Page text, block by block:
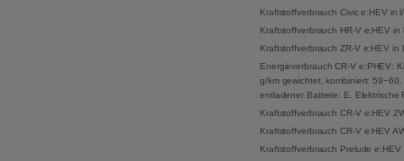
Kraftstoffverbrauch Civic e:HEV in
Kraftstoffverbrauch HR-V e:HEV in
Kraftstoffverbrauch ZR-V e:HEV in
Energieverbrauch CR-V e:PHEV:
g/km gewichtet, kombiniert:
entladener Batterie: E. Elektrische
Kraftstoffverbrauch CR-V e:HEV
Kraftstoffverbrauch CR-V e:HEV
Kraftstoffverbrauch Prelude e:HEV